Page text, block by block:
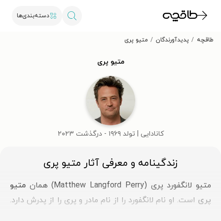
دسته‌بندی‌ها
طاقچه پدیدآورندگان متیو پری
متیو پری
کانادایی | تولد ۱۹۶۹ - درگذشت ۲۰۲۳
زندگینامه و معرفی آثار متیو پری
متیو لانگفورد پری (Matthew Langford Perry) همان
متیو
پری است. او نام لانگفورد را از نام مادر و پری را از پدرش دارد.